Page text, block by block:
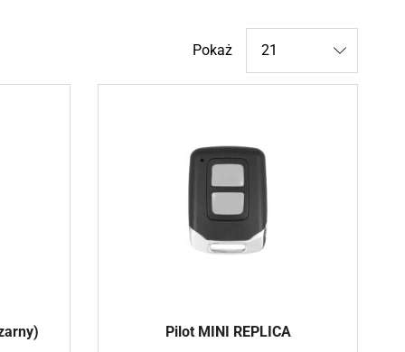
Pokaż
Products
Pilot MINI REPLICA